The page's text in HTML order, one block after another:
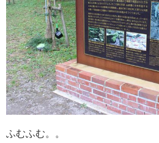
ふむふむ。。